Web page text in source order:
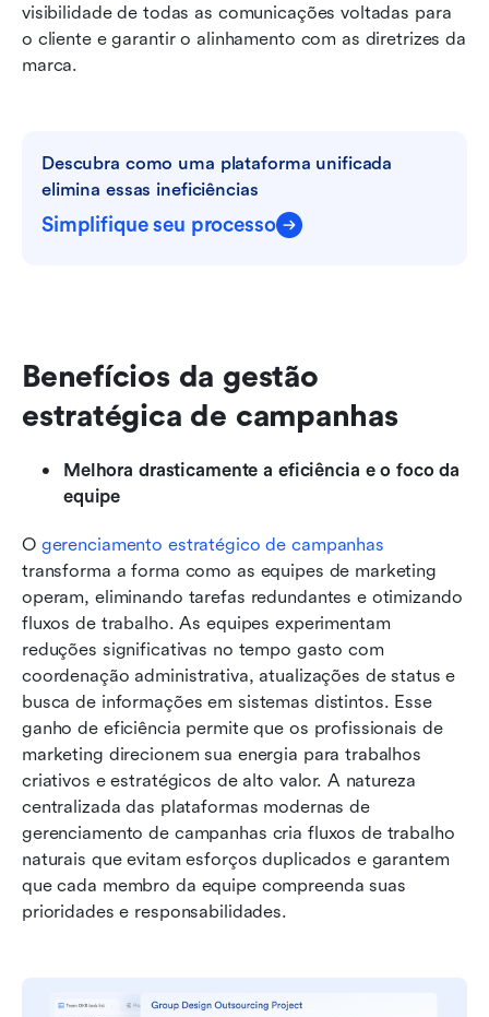
visibilidade de todas as comunicações voltadas para
o cliente e garantir o alinhamento com as diretrizes da
marca.
Descubra como uma plataforma unificada
elimina essas ineficiências
Simplifique seu processo
Benefícios da gestão
estratégica de campanhas
Melhora drasticamente a eficiência e o foco da
equipe
O gerenciamento estratégico de campanhas
transforma a forma como as equipes de marketing
operam, eliminando tarefas redundantes e otimizando
fluxos de trabalho. As equipes experimentam
reduções significativas no tempo gasto com
coordenação administrativa, atualizações de status e
busca de informações em sistemas distintos. Esse
ganho de eficiência permite que os profissionais de
marketing direcionem sua energia para trabalhos
criativos e estratégicos de alto valor. A natureza
centralizada das plataformas modernas de
gerenciamento de campanhas cria fluxos de trabalho
naturais que evitam esforços duplicados e garantem
que cada membro da equipe compreenda suas
prioridades e responsabilidades.